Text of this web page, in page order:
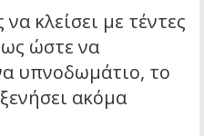
κλείσει με τέντες
ώστε να
υπνοδωμάτιο, το
ακόμα